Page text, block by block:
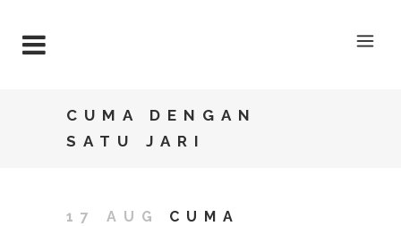
CUMA DENGAN
SATU JARI
17 AUG
CUMA